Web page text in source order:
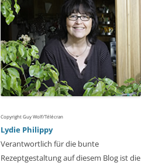
Copyright Guy Wolf/Télécran
Lydie Philippy
Verantwortlich für die bunte
Rezeptgestaltung auf diesem Blog ist die